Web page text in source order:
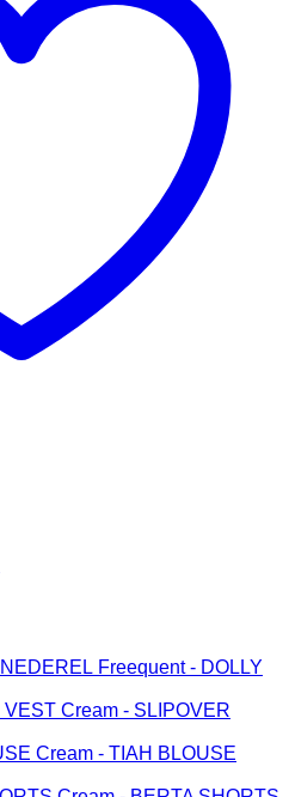
Freequent - DOLLY
Cream - SLIPOVER
Cream - TIAH BLOUSE